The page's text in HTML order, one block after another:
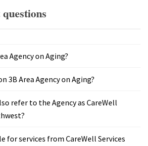
questions
Agency on Aging?
3B Area Agency on Aging?
refer to the Agency as CareWell
for services from CareWell Services